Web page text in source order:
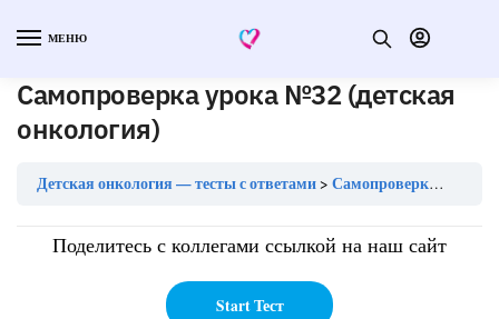
МЕНЮ
Самопроверка урока №32 (детская
онкология)
Детская онкология — тесты с ответами Самопроверка урока №32 (детская онкология)
Поделитесь с коллегами ссылкой на наш сайт